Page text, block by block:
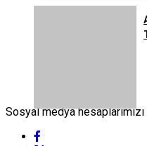
Sosyal medya